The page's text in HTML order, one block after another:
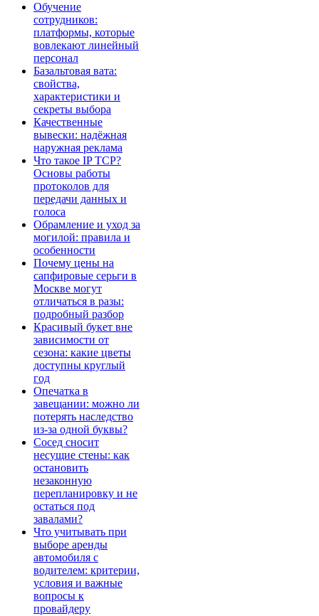
Обучение
сотрудников:
платформы, которые
вовлекают линейный
персонал
Базальтовая вата:
свойства,
характеристики и
секреты выбора
Качественные
вывески: надёжная
наружная реклама
Что такое IP TCP?
Основы работы
протоколов для
передачи данных и
голоса
Обрамление и уход за
могилой: правила и
особенности
Почему цены на
сапфировые серьги в
Москве могут
отличаться в разы:
подробный разбор
Красивый букет вне
зависимости от
сезона: какие цветы
доступны круглый
год
Опечатка в
завещании: можно ли
потерять наследство
из-за одной буквы?
Сосед сносит
несущие стены: как
остановить
незаконную
перепланировку и не
остаться под
завалами?
Что учитывать при
выборе аренды
автомобиля с
водителем: критерии,
условия и важные
вопросы к
провайдеру